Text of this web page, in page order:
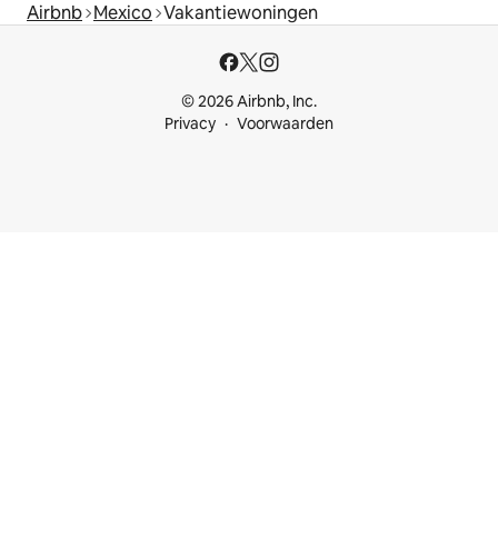
Airbnb Mexico Vakantiewoningen
© 2026 Airbnb, Inc.
Privacy
Voorwaarden